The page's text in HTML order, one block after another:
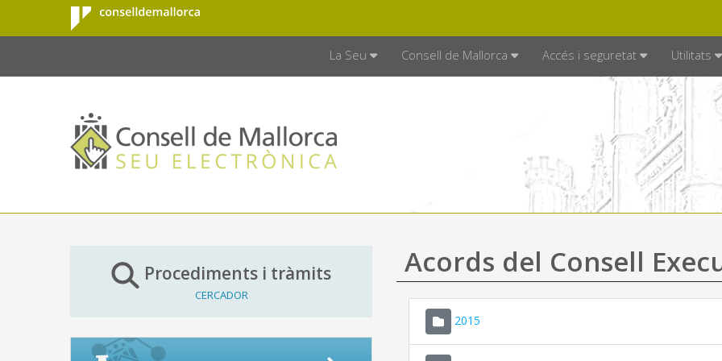
Salta al contingut principal
Consell de
Mallorca
La Seu Consell de Mallorca Accés i seguretat Utilitats
Procediments i tràmits
CERCADOR
Acords del Consell
2015